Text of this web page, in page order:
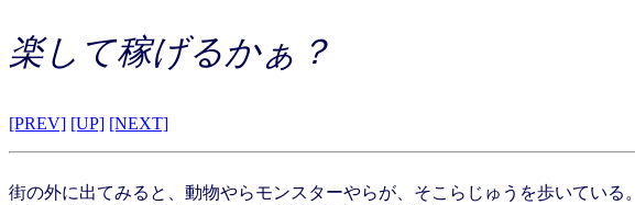
楽して稼げるかぁ？
[PREV] [UP] [NEXT]
街の外に出てみると、動物やらモンスターやらが、そこらじゅうを歩いている。